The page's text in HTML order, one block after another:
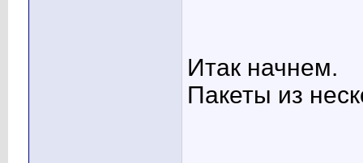
Итак начнем.
Пакеты из